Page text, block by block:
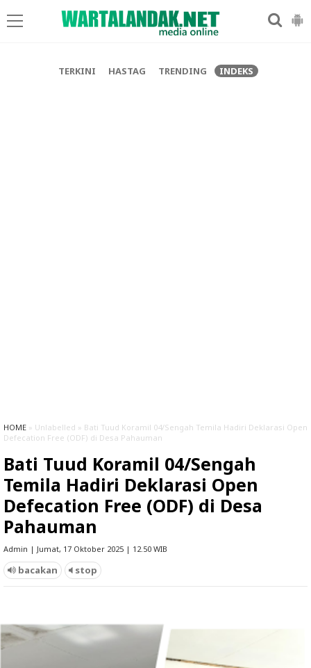
TERKINI HASTAG TRENDING INDEKS
HOME » Unlabelled » Bati Tuud Koramil 04/Sengah Temila Hadiri Deklarasi Open
Defecation Free (ODF) di Desa Pahauman
Bati Tuud Koramil 04/Sengah
Temila Hadiri Deklarasi Open
Defecation Free (ODF) di Desa
Pahauman
Admin | Jumat, 17 Oktober 2025 | 12.50 WIB
bacakan stop